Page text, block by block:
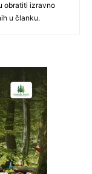
obratiti izravno
u članku.